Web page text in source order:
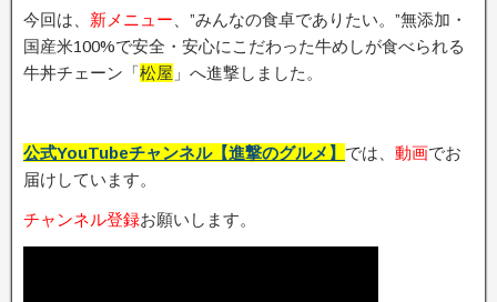
今回は、 新メニュー 、”みんなの食卓でありたい。”無添加・
国産米100%で安全・安心にこだわった牛めしが食べられる
牛丼チェーン「松屋 」へ進撃しました。
公式YouTubeチャンネル【進撃のグルメ】 では、 動画でお
届けしています。
チャンネル登録お願いします。